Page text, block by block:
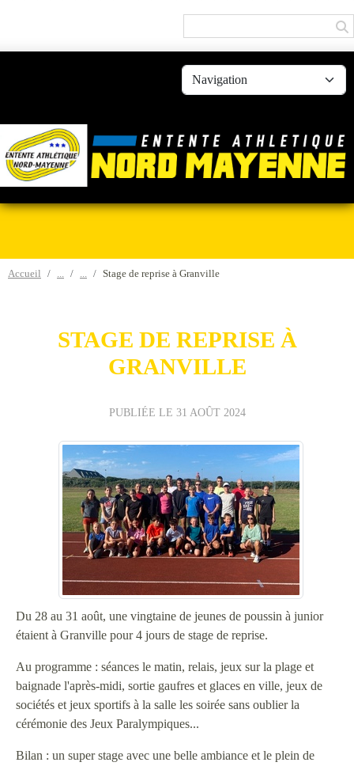
Accueil Stage de reprise à Granville
STAGE DE REPRISE À
GRANVILLE
PUBLIÉE LE 31 AOÛT 2024
Du 28 au 31 août, une vingtaine de jeunes de poussin à junior
étaient à Granville pour 4 jours de stage de reprise.
Au programme : séances le matin, relais, jeux sur la plage et
baignade l'après-midi, sortie gaufres et glaces en ville, jeux de
sociétés et jeux sportifs à la salle les soirée sans oublier la
cérémonie des Jeux Paralympiques...
Bilan : un super stage avec une belle ambiance et le plein de